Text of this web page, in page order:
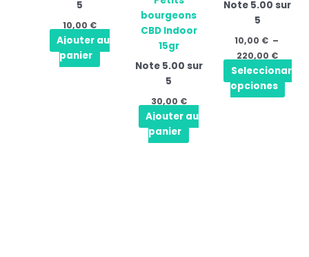
5
10,00 €
Ajouter au
panier
bourgeons
CBD Indoor
15gr
Note 5.00 sur
5
30,00 €
Ajouter au
panier
Note 5.00 sur
5
10,00 € –
220,00 €
Seleccionar
opciones
sur
la